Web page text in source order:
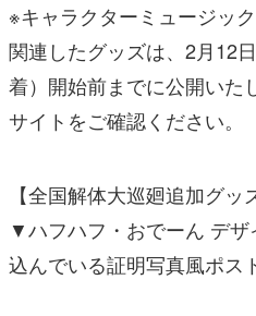
※キャラクターミュージッ
関連したグッズは、2月12
着）開始前までに公開いた
サイトをご確認ください。
【全国解体大巡廻追加グッ
▼ハフハフ・おでーん デザ
込んでいる証明写真風ポス